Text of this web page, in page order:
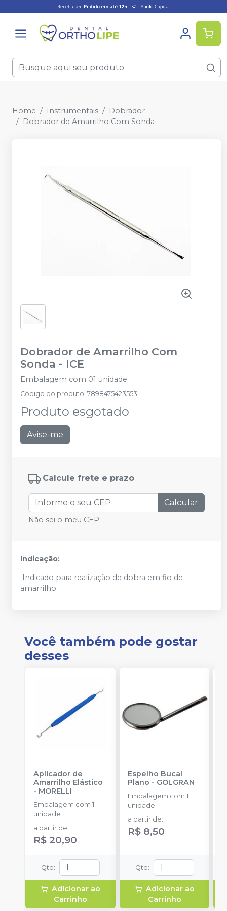
Home Instrumentais
Dobrador
Dobrador de Amarrilho Com Sonda
Dobrador de Amarrilho Com
Sonda - ICE
Embalagem com 01 unidade.
Código do produto: 7898475423553
Produto esgotado
Avise-me
Calcule frete e prazo
Calcular
Não sei o meu CEP
Indicação:
Indicado para realização de dobra em fio de
amarrilho.
Você também pode gostar
desses
Aplicador de
Amarrilho Elástico
- MORELLI
Embalagem com 1
unidade
a partir de:
R$ 20,90
Qtd :
Adicionar ao
Carrinho
Espelho Bucal
Plano - GOLGRAN
Embalagem com 1
unidade
a partir de:
R$ 8,50
Qtd :
Adicionar ao
Carrinho